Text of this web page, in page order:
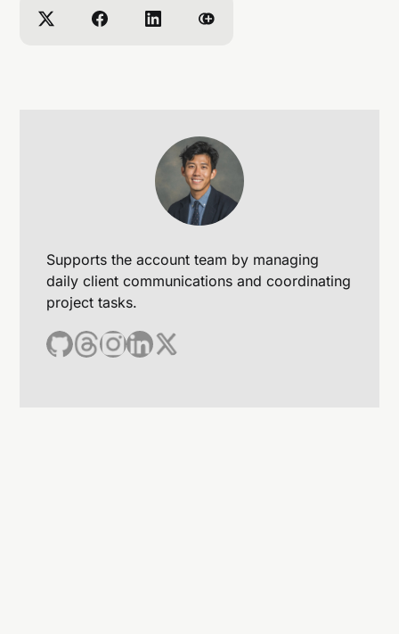
Supports the account team by managing
daily client communications and coordinating
project tasks.